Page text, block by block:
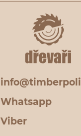
Whatsapp
Viber